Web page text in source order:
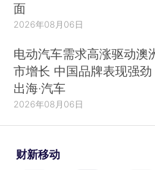
面
2026年08月06日
电动汽车需求高涨驱动澳
市增长 中国品牌表现强劲
出海·汽车
2026年08月06日
财新移动